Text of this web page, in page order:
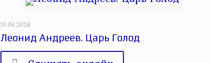
10.06.2026
Леонид Андреев. Царь Голод